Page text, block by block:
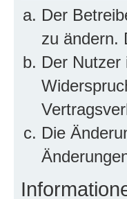
Der
zu ändern.
Der Nutzer
Die